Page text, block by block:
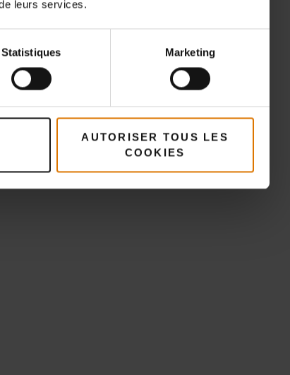
leurs services.
Statistiques Marketing
AUTORISER TOUS LES
COOKIES